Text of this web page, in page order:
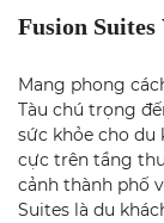
Fusion Suites
Mang phong
Tàu chú trọng
sức khỏe cho du
cực trên tầng
cảnh thành phố
Suites là du